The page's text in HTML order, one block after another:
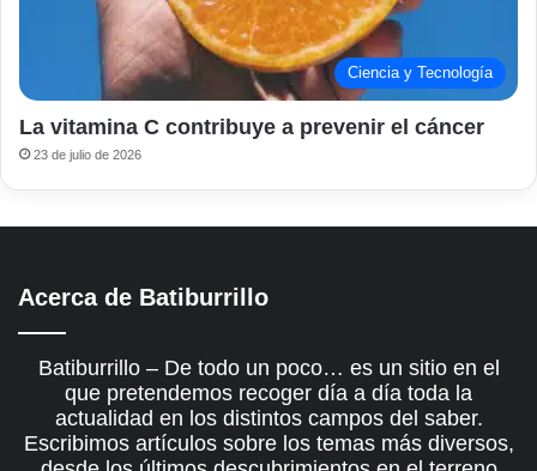
Ciencia y Tecnología
La vitamina C contribuye a prevenir el cáncer
23 de julio de 2026
Acerca de Batiburrillo
Batiburrillo – De todo un poco… es un sitio en el
que pretendemos recoger día a día toda la
actualidad en los distintos campos del saber.
Escribimos artículos sobre los temas más diversos,